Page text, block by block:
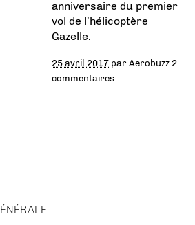
anniversaire du premier
vol de l’hélicoptère
Gazelle.
25 avril 2017 parAerobuzz 2
commentaires